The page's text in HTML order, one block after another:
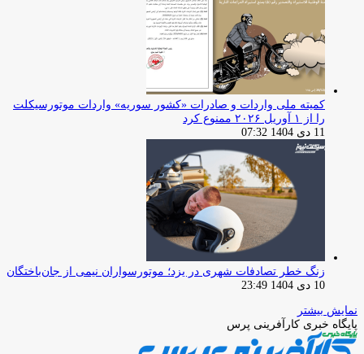
کمیته ملی واردات و صادرات «کشور سوریه» واردات موتورسیکلت
را از ۱ آوریل ۲۰۲۶ ممنوع کرد
11 دی 1404 07:32
زنگ خطر تصادفات شهری در یزد؛ موتورسواران نیمی از جان‌باختگان
10 دی 1404 23:49
نمایش بیشتر
پایگاه خبری کارآفرینی پرس